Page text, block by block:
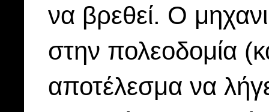
να βρεθεί. Ο
στην πολεοδομία
αποτέλεσμα να